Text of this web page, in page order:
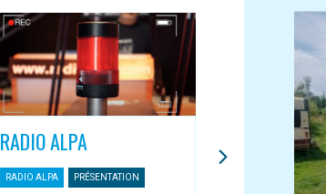
RADIO ALPA
RADIO ALPA PRÉSENTATION
L’APPLI
ASSOCIATIVES